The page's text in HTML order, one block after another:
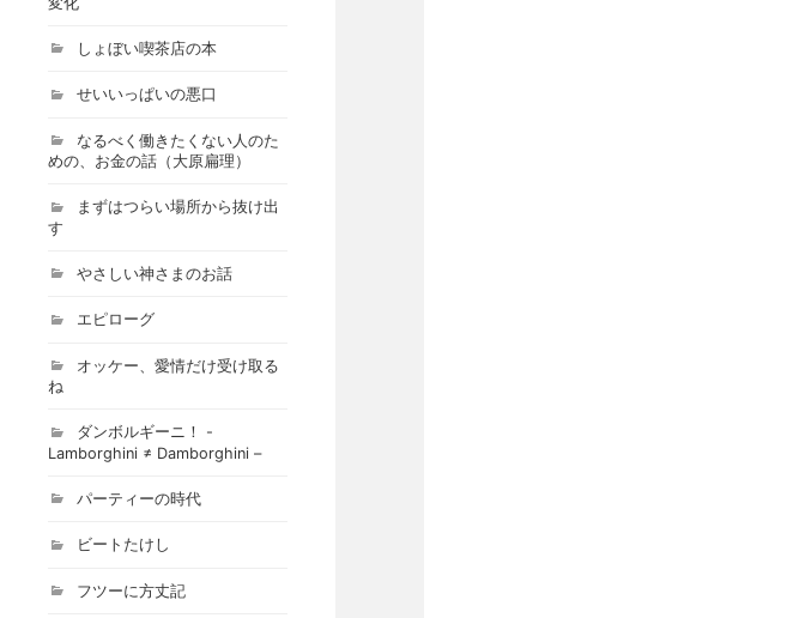
しょぼい喫茶店の本
せいいっぱいの悪口
なるべく働きたくない人のた
めの、お金の話（大原扁理）
まずはつらい場所から抜け出
す
やさしい神さまのお話
エピローグ
オッケー、愛情だけ受け取る
ね
ダンボルギーニ！ -
Lamborghini ≠ Damborghini –
パーティーの時代
ビートたけし
フツーに方丈記